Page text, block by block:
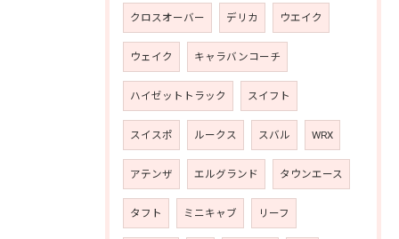
クロスオーバー デリカ ウエイク
ウェイク キャラバンコーチ
ハイゼットトラック スイフト
スイスポ ルークス スバル WRX
アテンザ エルグランド タウンエース
タフト ミニキャブ リーフ